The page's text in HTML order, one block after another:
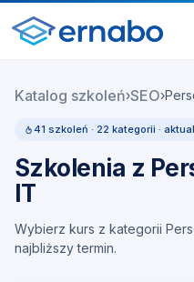
Katalog szkoleń›SEO›
41 szkoleń · 22 kategorii ·
Szkolenia z
IT
Wybierz kurs z kategorii
najbliższy termin.